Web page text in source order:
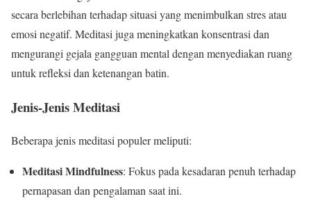
secara berlebihan terhadap situasi yang menimbulkan stres atau
emosi negatif. Meditasi juga meningkatkan konsentrasi dan
mengurangi gejala gangguan mental dengan menyediakan ruang
untuk refleksi dan ketenangan batin.
Jenis-Jenis Meditasi
Beberapa jenis meditasi populer meliputi:
Meditasi Mindfulness: Fokus pada kesadaran penuh terhadap
pernapasan dan pengalaman saat ini.